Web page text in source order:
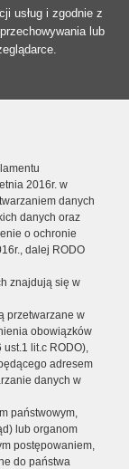
usług i zgodnie z
lub
2016r. w
danych
danych oraz
o ochronie
dalej RODO
znajdują się w
przetwarzane w
obowiązków
lit.c RODO),
adresem
danych w
państwowym,
lub organom
postępowaniem,
do państwa